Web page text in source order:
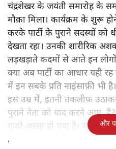
चंद्रशेखर के जयंती समारोह के
मौक़ा मिला। कार्यक्रम के शुरू
करके पार्टी के पुराने सदस्यों को
देखता रहा। उनकी शारीरिक
लड़खड़ाते कदमों से आते इन
क्या अब पार्टी का आधार यही
में इन सबके प्रति नाइंसाफ़ी भी
इस उम्र में, इतनी तकलीफ़
पुराने नेता को याद करने आए हैं?
गुजरे अरसा हो गया है। बल्कि उन
जिन्होंने इन सबको उस नेता की
और